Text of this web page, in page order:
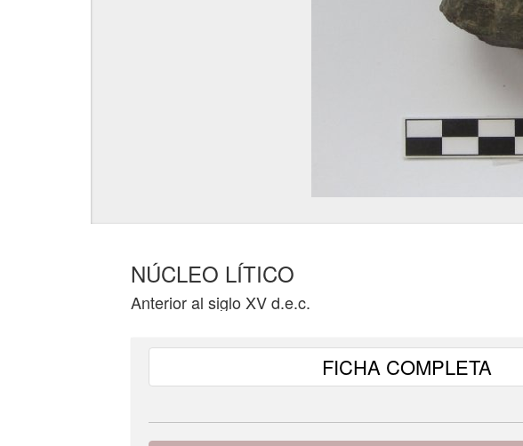
NÚCLEO LÍTICO
Anterior al siglo XV d.e.c.
FICHA COMPLETA